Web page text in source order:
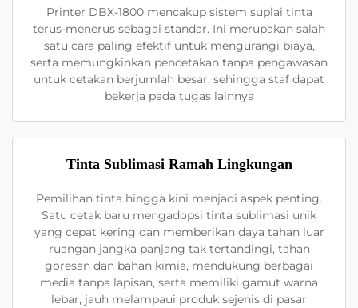
Printer DBX-1800 mencakup sistem suplai tinta
terus-menerus sebagai standar. Ini merupakan salah
satu cara paling efektif untuk mengurangi biaya,
serta memungkinkan pencetakan tanpa pengawasan
untuk cetakan berjumlah besar, sehingga staf dapat
bekerja pada tugas lainnya
Tinta Sublimasi Ramah Lingkungan
Pemilihan tinta hingga kini menjadi aspek penting.
Satu cetak baru mengadopsi tinta sublimasi unik
yang cepat kering dan memberikan daya tahan luar
ruangan jangka panjang tak tertandingi, tahan
goresan dan bahan kimia, mendukung berbagai
media tanpa lapisan, serta memiliki gamut warna
lebar, jauh melampaui produk sejenis di pasar